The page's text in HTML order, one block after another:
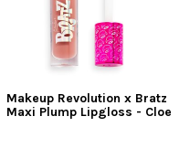
Makeup Revolution x Bratz
Maxi Plump Lipgloss - Cloe